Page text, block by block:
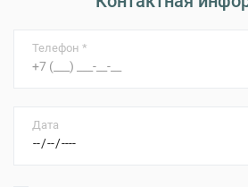
Телефон *
Дата